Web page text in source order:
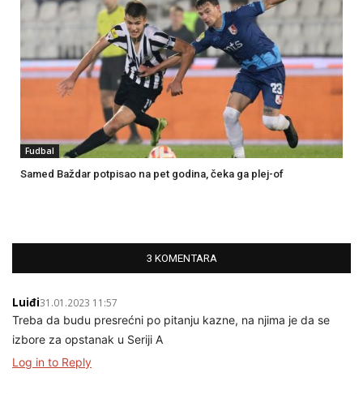
Fudbal
Samed Baždar potpisao na pet godina, čeka ga plej-of
3 KOMENTARA
Luiđi31.01.2023 11:57
Treba da budu presrećni po pitanju kazne, na njima je da se
izbore za opstanak u Seriji A
Log in to Reply